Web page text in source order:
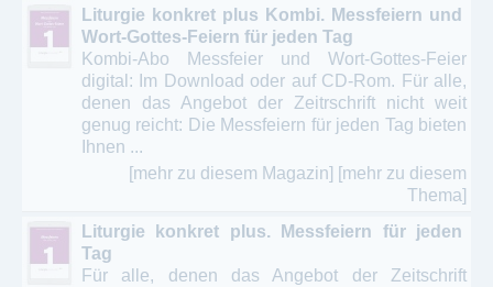
Liturgie konkret plus Kombi. Messfeiern und
Wort-Gottes-Feiern für jeden Tag
Kombi-Abo Messfeier und Wort-Gottes-Feier
digital: Im Download oder auf CD-Rom. Für alle,
denen das Angebot der Zeitrschrift nicht weit
genug reicht: Die Messfeiern für jeden Tag bieten
Ihnen ...
[mehr zu diesem Magazin] [mehr zu diesem
Thema]
Liturgie konkret plus. Messfeiern für jeden
Tag
Für alle, denen das Angebot der Zeitschrift